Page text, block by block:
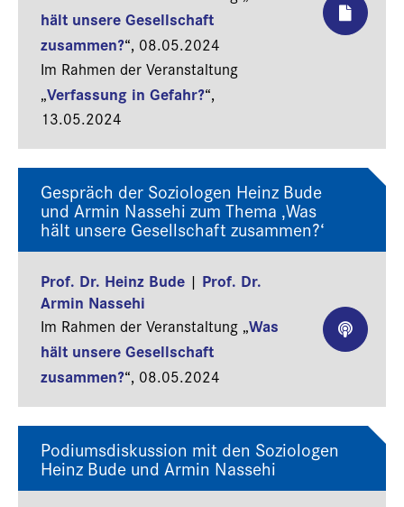
hält unsere Gesellschaft
zusammen?“, 08.05.2024
Im Rahmen der Veranstaltung
„Verfassung in Gefahr?“,
13.05.2024
Gespräch der Soziologen Heinz Bude
und Armin Nassehi zum Thema ‚Was
hält unsere Gesellschaft zusammen?‘
Prof. Dr. Heinz Bude | Prof. Dr.
Armin Nassehi
Im Rahmen der Veranstaltung „Was
hält unsere Gesellschaft
zusammen?“, 08.05.2024
Podiumsdiskussion mit den Soziologen
Heinz Bude und Armin Nassehi